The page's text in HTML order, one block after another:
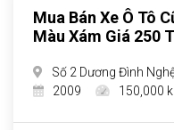
Mua Bán Xe Ô Tô
Màu Xám Giá 250
Số 2 Dương Đình
2009
150,000